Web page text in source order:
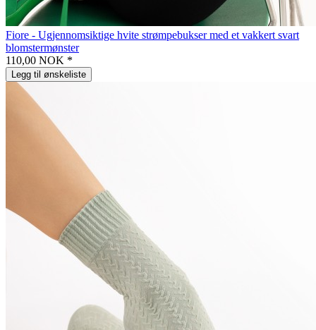
Fiore - Ugjennomsiktige hvite strømpebukser med et vakkert svart
blomstermønster
110,00 NOK *
Legg til ønskeliste